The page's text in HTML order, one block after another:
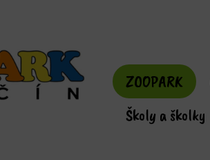
ZOOPARK
Školy a školky